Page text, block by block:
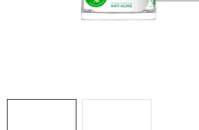
Kamenný obchod Hodnocení obchodu